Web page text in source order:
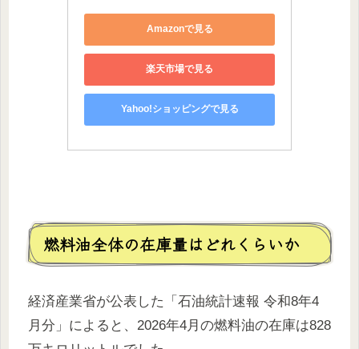
Amazonで見る
楽天市場で見る
Yahoo!ショッピングで見る
燃料油全体の在庫量はどれくらいか
経済産業省が公表した「石油統計速報 令和8年4
月分」によると、2026年4月の燃料油の在庫は828